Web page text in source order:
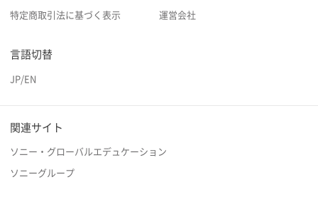
特定商取引法に基づく表示 運営会社
言語切替
JP/EN
関連サイト
ソニー・グローバルエデュケーション
ソニーグループ